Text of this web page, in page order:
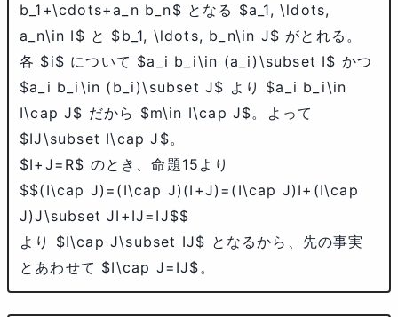
b_1+\cdots+a_n b_n$ となる $a_1, \ldots,
a_n\in I$ と $b_1, \ldots, b_n\in J$ がとれる。
各 $i$ について $a_i b_i\in (a_i)\subset I$ かつ
$a_i b_i\in (b_i)\subset J$ より $a_i b_i\in
I\cap J$ だから $m\in I\cap J$。よって
$IJ\subset I\cap J$。
$I+J=R$ のとき、命題15より
$$(I\cap J)=(I\cap J)(I+J)=(I\cap J)I+(I\cap
J)J\subset JI+IJ=IJ$$
より $I\cap J\subset IJ$ となるから、先の事実
とあわせて $I\cap J=IJ$。